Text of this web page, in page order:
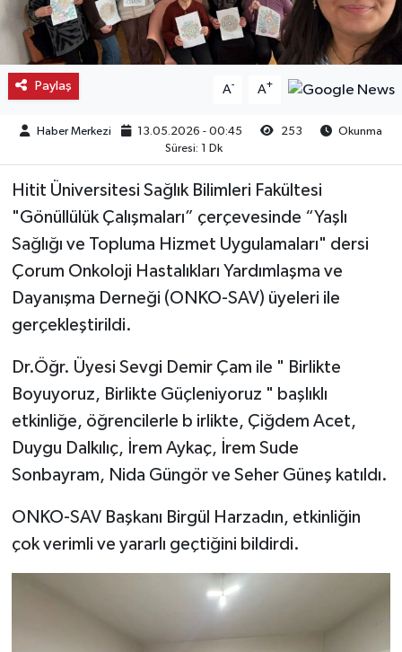
Paylaş A- A+
Haber Merkezi 13.05.2026 - 00:45 253
Okunma
Süresi: 1 Dk
Hitit Üniversitesi Sağlık Bilimleri Fakültesi
"Gönüllülük Çalışmaları” çerçevesinde “Yaşlı
Sağlığı ve Topluma Hizmet Uygulamaları" dersi
Çorum Onkoloji Hastalıkları Yardımlaşma ve
Dayanışma Derneği (ONKO-SAV) üyeleri ile
gerçekleştirildi.
Dr.Öğr. Üyesi Sevgi Demir Çam ile " Birlikte
Boyuyoruz, Birlikte Güçleniyoruz " başlıklı
etkinliğe, öğrencilerle b irlikte, Çiğdem Acet,
Duygu Dalkılıç, İrem Aykaç, İrem Sude
Sonbayram, Nida Güngör ve Seher Güneş katıldı.
ONKO-SAV Başkanı Birgül Harzadın, etkinliğin
çok verimli ve yararlı geçtiğini bildirdi.
Kargı
Laçin
Mecitözü
Oğuzlar
Ortaköy
Osmancık
Sungurlu
Sağlık